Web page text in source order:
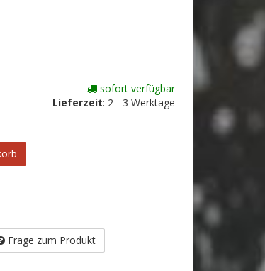
sofort verfügbar
Lieferzeit: 2 - 3 Werktage
Frage zum Produkt